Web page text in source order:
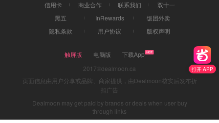
打开 APP
信用卡 商业合作 联系我们
双十一
黑五
InRewards
饭团外卖
隐私条款
用户协议 版权声明
触屏版 电脑版
下载App
2017©dealmoon.ca
页面信息由用户分享或品牌、商家提供，由Dealmoon核实后发布折
扣广告
Dealmoon may get paid by brands or deals when user buy
through links